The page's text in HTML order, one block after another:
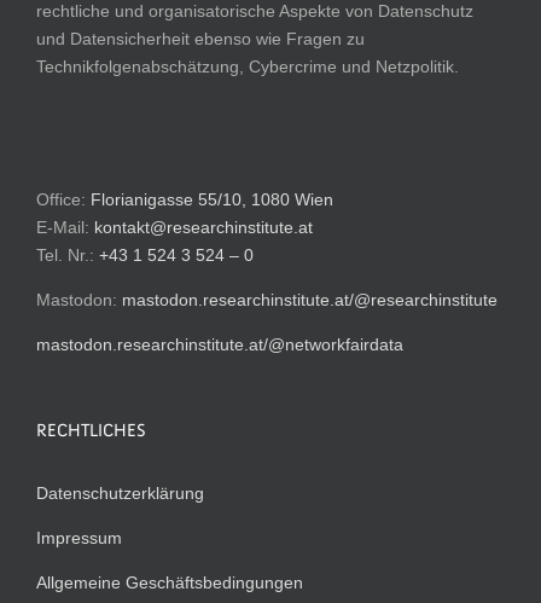
rechtliche und organisatorische Aspekte von Datenschutz
und Datensicherheit ebenso wie Fragen zu
Technikfolgenabschätzung, Cybercrime und Netzpolitik.
Office: Florianigasse 55/10, 1080 Wien
E-Mail: kontakt@researchinstitute.at
Tel. Nr.: +43 1 524 3 524 – 0
Mastodon: mastodon.researchinstitute.at/@researchinstitute
mastodon.researchinstitute.at/@networkfairdata
RECHTLICHES
Datenschutzerklärung
Impressum
Allgemeine Geschäftsbedingungen